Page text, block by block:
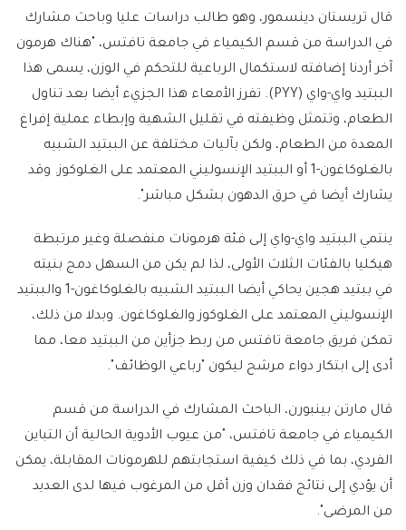
قال تريستان دينسمور، وهو طالب دراسات عليا وباحث مشارك
في الدراسة من قسم الكيمياء في جامعة تافتس، "هناك هرمون
آخر أردنا إضافته لاستكمال الرباعية للتحكم في الوزن، يسمى هذا
الببتيد واي-واي (PYY). تفرز الأمعاء هذا الجزيء أيضا بعد تناول
الطعام، وتتمثل وظيفته في تقليل الشهية وإبطاء عملية إفراغ
المعدة من الطعام، ولكن بآليات مختلفة عن الببتيد الشبيه
بالغلوكاغون-1 أو الببتيد الإنسوليني المعتمد على الغلوكوز. وقد
يشارك أيضا في حرق الدهون بشكل مباشر".
ينتمي الببتيد واي-واي إلى فئة هرمونات منفصلة وغير مرتبطة
هيكليا بالفئات الثلاث الأولى، لذا لم يكن من السهل دمج بنيته
في ببتيد هجين يحاكي أيضا الببتيد الشبيه بالغلوكاغون-1 والببتيد
الإنسوليني المعتمد على الغلوكوز والغلوكاغون. وبدلا من ذلك،
تمكن فريق جامعة تافتس من ربط جزأين من الببتيد معا، مما
أدى إلى ابتكار دواء مرشح ليكون "رباعي الوظائف".
قال مارتن بينبورن، الباحث المشارك في الدراسة من قسم
الكيمياء في جامعة تافتس، "من عيوب الأدوية الحالية أن التباين
الفردي، بما في ذلك كيفية استجابتهم للهرمونات المقابلة، يمكن
أن يؤدي إلى نتائج فقدان وزن أقل من المرغوب فيها لدى العديد
من المرضى".